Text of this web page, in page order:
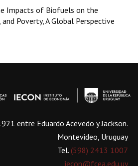
Impacts of Biofuels on the
Poverty, A Global Perspective
entre Eduardo Acevedo y Jackson.
Montevideo, Uruguay
Tel. (598) 2413 1007
iecon@fcea.edu.uy